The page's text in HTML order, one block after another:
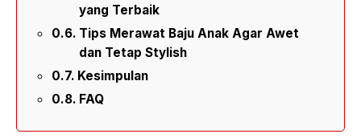
yang Terbaik
Tips Merawat Baju Anak Agar Awet
dan Tetap Stylish
Kesimpulan
FAQ